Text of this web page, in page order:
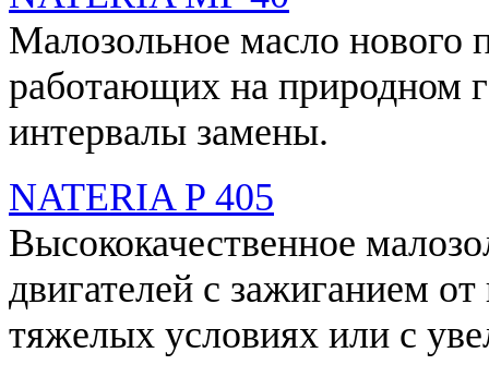
Малозольное масло нового
работающих на природном
интервалы замены.
NATERIA P 405
Высококачественное
двигателей с зажиганием
тяжелых условиях или с